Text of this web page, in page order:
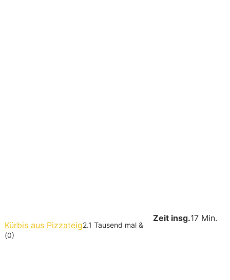
Zeit insg.17 Min.
Kürbis aus Pizzateig2.1 Tausend mal &
(0)